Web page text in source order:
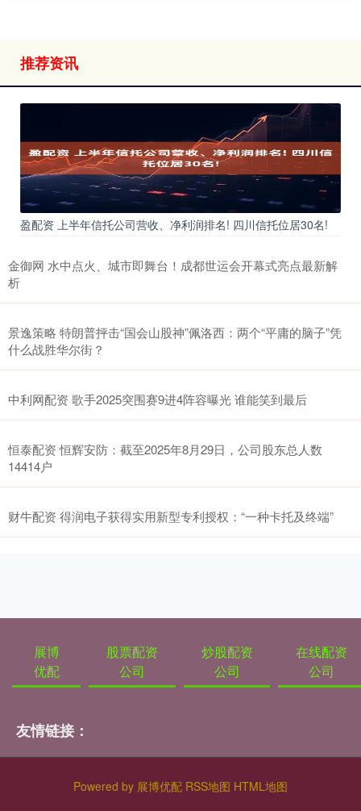
推荐资讯
盈配资 上半年信托公司营收、净利润排名! 四川信托位居30名!
金御网 水中点火、城市即舞台！成都世运会开幕式亮点最新解
析
景逸策略 特朗普抨击“国会山股神”佩洛西：两个“平庸的脑子”凭
什么战胜华尔街？
中利网配资 歌手2025突围赛9进4阵容曝光 谁能笑到最后
恒泰配资 恒辉安防：截至2025年8月29日，公司股东总人数
14414户
财牛配资 得润电子获得实用新型专利授权：“一种卡托及终端”
展博
优配
股票配资
公司
炒股配资
公司
在线配资
公司
友情链接：
Powered by 展博优配 RSS地图 HTML地图